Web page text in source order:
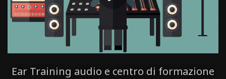
Ear Training audio e centro di formazione